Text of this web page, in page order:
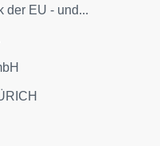
der EU - und...